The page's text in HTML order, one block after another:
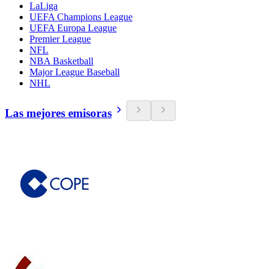
LaLiga
UEFA Champions League
UEFA Europa League
Premier League
NFL
NBA Basketball
Major League Baseball
NHL
Las mejores emisoras